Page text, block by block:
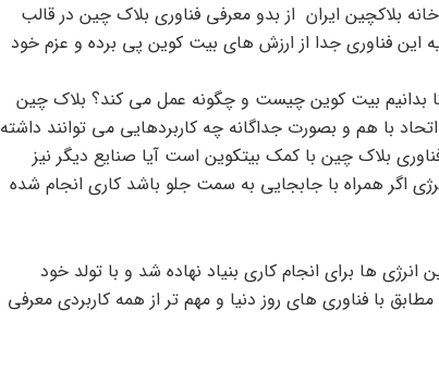
بلاکچین ایران از بدو معرفی فناوری بلاک چین در قالب
این فناوری جدا از ارزش های بیت کوین پی برده و عزم خود
بدانیم بیت کوین چیست و چگونه عمل می کند؟ بلاک چین
با هم و بصورت جداگانه چه کاربردهایی می توانند داشته
بلاک چین با کمک بیتکوین است آیا صنایع دیگر نیز
اگر همراه با جابجایی به سمت جلو باشد کاری انجام شده
ها برای انجام کاری بنیاد نهاده شد و با تولد خود
با فناوری های روز دنیا و مهم تر از همه کاربردی معرفی